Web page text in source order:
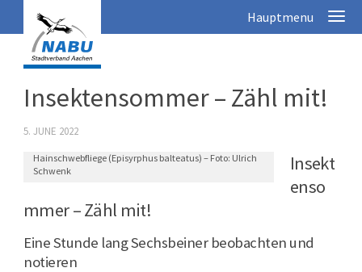
Insektensommer – Zähl mit!
5. JUNE 2022
Hainschwebfliege (Episyrphus balteatus) – Foto: Ulrich
Schwenk
Insekt
enso
mmer – Zähl mit!
Eine Stunde lang Sechsbeiner beobachten und
notieren